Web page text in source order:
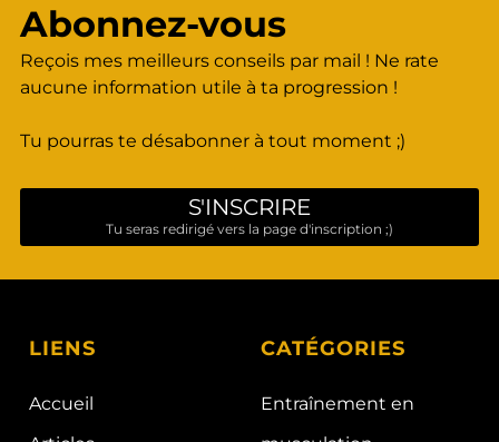
Abonnez-vous
Reçois mes meilleurs conseils par mail ! Ne rate
aucune information utile à ta progression !
Tu pourras te désabonner à tout moment ;)
S'INSCRIRE
Tu seras redirigé vers la page d'inscription ;)
LIENS
Accueil
CATÉGORIES
Entraînement en